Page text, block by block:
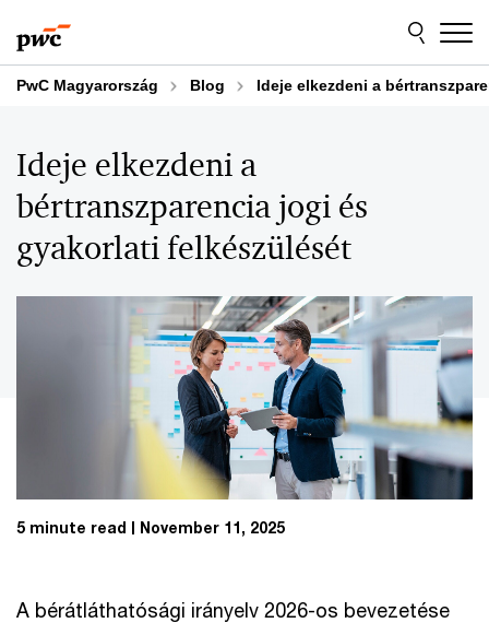
to
content
to
footer
PwC Magyarország Blog Ideje elkezdeni a
Ideje elkezdeni a
bértranszparencia jogi és
gyakorlati felkészülését
5 minute read November 11, 2025
A bérátláthatósági irányelv 2026-os bevezetése